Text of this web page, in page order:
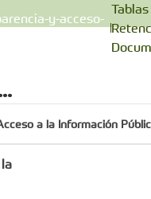
y-acceso-
publica
a la Información